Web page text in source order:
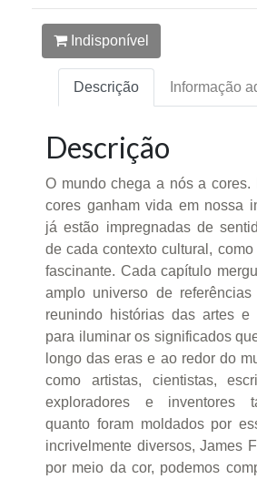
Indisponível
Descrição Informação
Descrição
O mundo chega a nós a cores.
cores ganham vida em nossa
já estão impregnadas de
de cada contexto cultural,
fascinante. Cada capítulo
amplo universo de
reunindo histórias das artes e
para iluminar os significados
longo das eras e ao redor do
como artistas, cientistas,
exploradores e inventores
quanto foram moldados por
incrivelmente diversos, James
por meio da cor, podemos